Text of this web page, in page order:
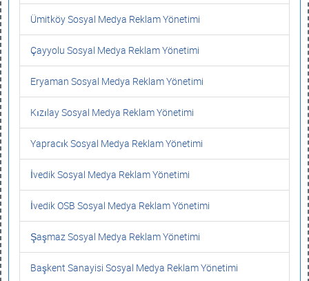
Ümitköy Sosyal Medya Reklam Yönetimi
Çayyolu Sosyal Medya Reklam Yönetimi
Eryaman Sosyal Medya Reklam Yönetimi
Kızılay Sosyal Medya Reklam Yönetimi
Yapracık Sosyal Medya Reklam Yönetimi
İvedik Sosyal Medya Reklam Yönetimi
İvedik OSB Sosyal Medya Reklam Yönetimi
Şaşmaz Sosyal Medya Reklam Yönetimi
Başkent Sanayisi Sosyal Medya Reklam Yönetimi